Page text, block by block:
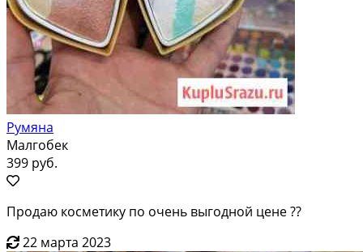
Румяна
Малгобек
399 руб.
Продаю косметику по очень выгодной цене ??
22 марта 2023